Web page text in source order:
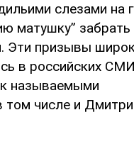
слезами на
матушку”
Эти призывы
в российских
называемыми
том числе и